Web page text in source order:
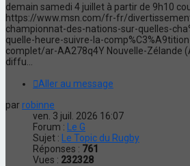
demain samedi 4 juillet à partir de 9h10
https://www.msn.com/fr-fr/
championnat-des-nations-sur-quelles-
quelle-heure-suivre-la-
complet/ar-AA278q4Y Nouvelle-Zélande
diffu...
Aller au message
par robinne
ven. 3 juil. 2026 16:07
Forum : Le G
Sujet : Le Topic du Rugby
Réponses : 761
Vues : 232328